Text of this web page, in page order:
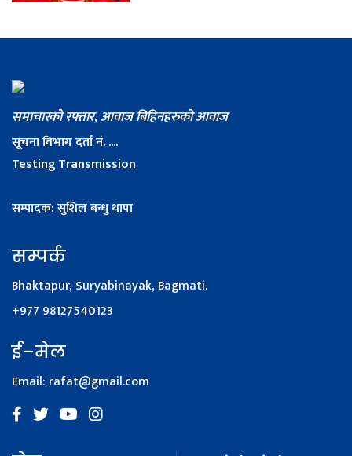
समाचारको रफ्तार, आवाज बिहिनहरुको आवाज
सूचना विभाग दर्ता नं. ....
Testing Transmission
सम्पादक: सुशिल बन्धु थापा
सम्पर्क
Bhaktapur, Suryabinayak, Bagmati.
+977 98127540123
ई–मेल
Email: rafat@gmail.com